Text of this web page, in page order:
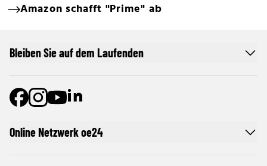
Amazon schafft "Prime" ab
Online Netzwerk oe24
Bleiben Sie auf dem Laufenden